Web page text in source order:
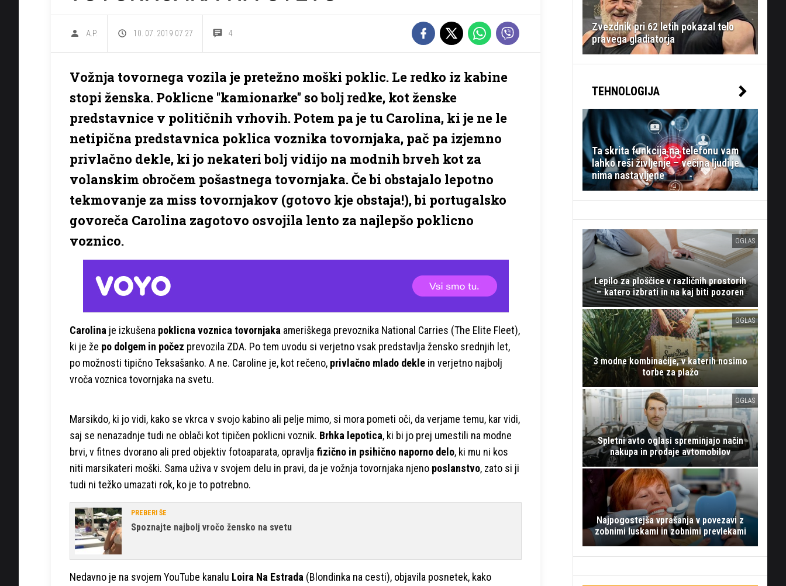
A.P. 10. 07. 2019 07.27 4
Vožnja tovornega vozila je pretežno moški poklic. Le redko iz kabine
stopi ženska. Poklicne ''kamionarke'' so bolj redke, kot ženske
predstavnice v političnih vrhovih. Potem pa je tu Carolina, ki je ne le
netipična predstavnica poklica voznika tovornjaka, pač pa izjemno
privlačno dekle, ki jo nekateri bolj vidijo na modnih brveh kot za
volanskim obročem pošastnega tovornjaka. Če bi obstajalo lepotno
tekmovanje za miss tovornjakov (gotovo kje obstaja!), bi portugalsko
govoreča Carolina zagotovo osvojila lento za najlepšo poklicno
voznico.
Carolina je izkušena poklicna voznica tovornjaka ameriškega prevoznika National Carries (The Elite Fleet),
ki je že po dolgem in počez prevozila ZDA. Po tem uvodu si verjetno vsak predstavlja žensko srednjih let,
po možnosti tipično Teksašanko. A ne. Caroline je, kot rečeno, privlačno mlado dekle in verjetno najbolj
vroča voznica tovornjaka na svetu.
Marsikdo, ki jo vidi, kako se vkrca v svojo kabino ali pelje mimo, si mora pometi oči, da verjame temu, kar vidi,
saj se nenazadnje tudi ne oblači kot tipičen poklicni voznik. Brhka lepotica, ki bi jo prej umestili na modne
brvi, v fitnes dvorano ali pred objektiv fotoaparata, opravlja fizično in psihično naporno delo, ki mu ni kos
niti marsikateri moški. Sama uživa v svojem delu in pravi, da je vožnja tovornjaka njeno poslanstvo, zato si ji
tudi ni težko umazati rok, ko je to potrebno.
PREBERI ŠE
Spoznajte najbolj vročo žensko na svetu
Nedavno je na svojem YouTube kanalu Loira Na Estrada (Blondinka na cesti), objavila posnetek, kako
Zvezdnik pri 62 letih pokazal telo
pravega gladiatorja
TEHNOLOGIJA
Ta skrita funkcija na telefonu vam
lahko reši življenje – večina ljudi je
nima nastavljene
OGLAS
Lepilo za ploščice v različnih prostorih
– katero izbrati in na kaj biti pozoren
OGLAS
3 modne kombinacije, v katerih nosimo
torbe za plažo
OGLAS
Spletni avto oglasi spreminjajo način
nakupa in prodaje avtomobilov
Najpogostejša vprašanja v povezavi z
zobnimi luskami in zobnimi prevlekami